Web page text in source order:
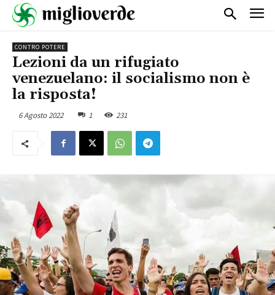
CONTRO POTERE
Lezioni da un rifugiato
venezuelano: il socialismo non è
la risposta!
6 Agosto 2022 1 231